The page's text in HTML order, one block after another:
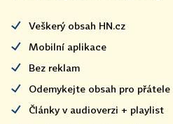
Veškerý obsah HN.cz
Mobilní aplikace
Bez reklam
Odemykejte obsah pro přátele
Články v audioverzi + playlist